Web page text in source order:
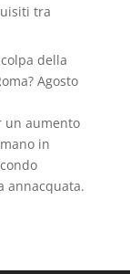
tra
della
Agosto
un aumento
in
annacquata.